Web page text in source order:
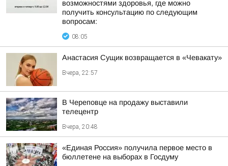
возможностями здоровья, где можно
получить консультацию по следующим
вопросам:
08:05
Анастасия Сущик возвращается в «Чевакату»
Вчера, 22:57
В Череповце на продажу выставили
телецентр
Вчера, 20:48
«Единая Россия» получила первое место в
бюллетене на выборах в Госдуму